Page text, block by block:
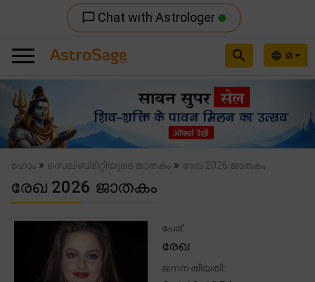
chat_bubble_outline Chat with Astrologer
language മ
search
Previous
ഹോം » സെലിബ്രിറ്റിയുടെ ജാതകം » രേഖ 2026 ജാതകം
രേഖ 2026 ജാതകം
പേര്:
രേഖ
ജനന തിയതി: